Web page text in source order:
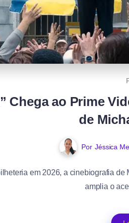
Chega ao Prime
de
Por Jéssica
em 2026, a cinebiografia
amplia o